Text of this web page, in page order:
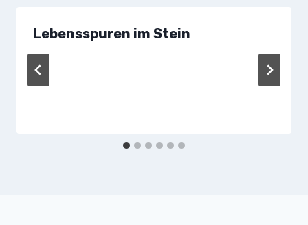
Lebensspuren im Stein